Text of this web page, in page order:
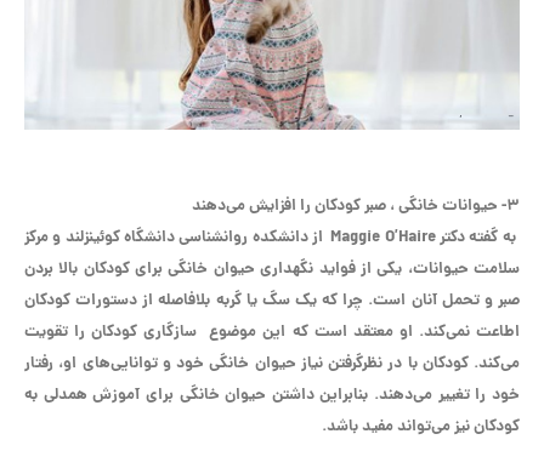
۳- حیوانات خانگی ، صبر کودکان را افزایش می‌دهند
به گفته دکتر Maggie O’Haire از دانشکده روانشناسی دانشگاه کوئینزلند و مرکز
سلامت حیوانات، یکی از فواید نگهداری حیوان خانگی برای کودکان بالا بردن
صبر و تحمل آنان است. چرا که یک سگ یا گربه بلافاصله از دستورات کودکان
اطاعت نمی‌کند. او معتقد است که این موضوع سازگاری کودکان را تقویت
می‌کند. کودکان با در نظرگرفتن نیاز حیوان خانگی خود و توانایی‌های او، رفتار
خود را تغییر می‌دهند. بنابراین داشتن حیوان خانگی برای آموزش همدلی به
کودکان نیز می‌تواند مفید باشد.‌‎